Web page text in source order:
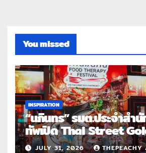
You missed
INSPIRATION
“นภินทร” รมต.ประจำสำ
ทัพเปิด Thai Street
Roadshow 3 จังหวัดต้
JULY 31, 2026 THEPEACHY